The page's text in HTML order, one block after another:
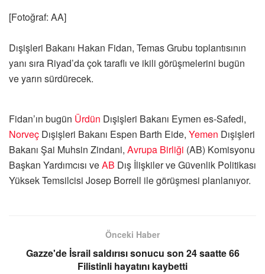
[Fotoğraf: AA]
Dışişleri Bakanı Hakan Fidan, Temas Grubu toplantısının
yanı sıra Riyad’da çok taraflı ve ikili görüşmelerini bugün
ve yarın sürdürecek.
Fidan’ın bugün Ürdün Dışişleri Bakanı Eymen es-Safedi,
Norveç Dışişleri Bakanı Espen Barth Eide, Yemen Dışişleri
Bakanı Şai Muhsin Zindani, Avrupa Birliği (AB) Komisyonu
Başkan Yardımcısı veAB Dış İlişkiler ve Güvenlik Politikası
Yüksek Temsilcisi Josep Borrell ile görüşmesi planlanıyor.
Önceki Haber
Gazze'de İsrail saldırısı sonucu son 24 saatte 66
Filistinli hayatını kaybetti